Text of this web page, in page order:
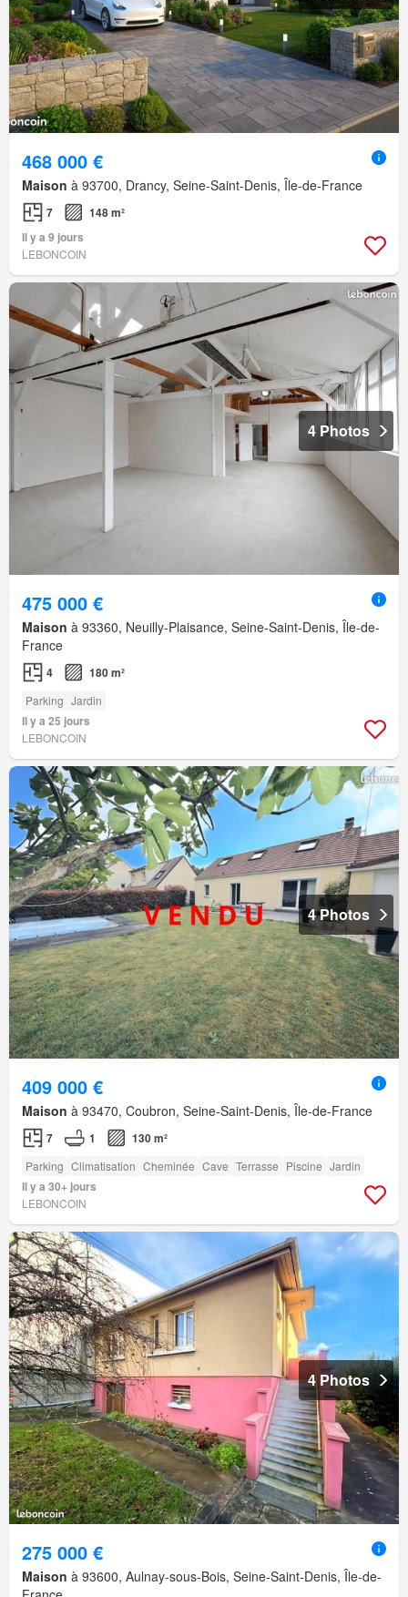
468 000 €
Maison à 93700, Drancy, Seine-Saint-Denis, Île-de-France
7
148 m²
Il y a 9 jours
LEBONCOIN
4 Photos
475 000 €
Maison à 93360, Neuilly-Plaisance, Seine-Saint-Denis, Île-de-
France
4 180 m²
Parking Jardin
Il y a 25 jours
LEBONCOIN
4 Photos
409 000 €
Maison à 93470, Coubron, Seine-Saint-Denis, Île-de-France
7 1 130 m²
Parking Climatisation Cheminée Cave Terrasse Piscine Jardin
Il y a 30+ jours
LEBONCOIN
4 Photos
275 000 €
Maison à 93600, Aulnay-sous-Bois, Seine-Saint-Denis, Île-de-